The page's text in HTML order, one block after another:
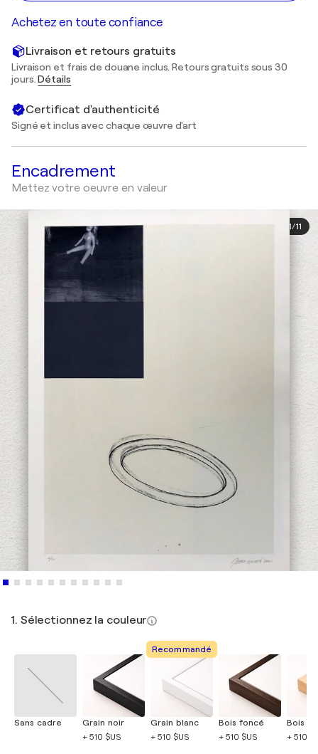
Achetez en toute confiance
Livraison et retours gratuits
Livraison et frais de douane inclus. Retours gratuits sous 30
jours.Détails
Certificat d'authenticité
Signé et inclus avec chaque œuvre d'art
Encadrement
Mettez votre oeuvre en valeur
1/11
1. Sélectionnez la couleur
Sans cadre
Grain noir
+ 510 $US
Recommandé
Grain blanc
+ 510 $US
Bois foncé
+ 510 $US
Bois
+ 510